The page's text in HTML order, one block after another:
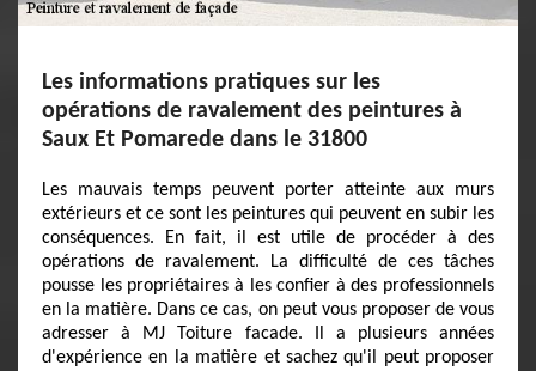
Les informations pratiques sur les
opérations de ravalement des peintures à
Saux Et Pomarede dans le 31800
Les mauvais temps peuvent porter atteinte aux murs
extérieurs et ce sont les peintures qui peuvent en subir les
conséquences. En fait, il est utile de procéder à des
opérations de ravalement. La difficulté de ces tâches
pousse les propriétaires à les confier à des professionnels
en la matière. Dans ce cas, on peut vous proposer de vous
adresser à MJ Toiture facade. Il a plusieurs années
d'expérience en la matière et sachez qu'il peut proposer